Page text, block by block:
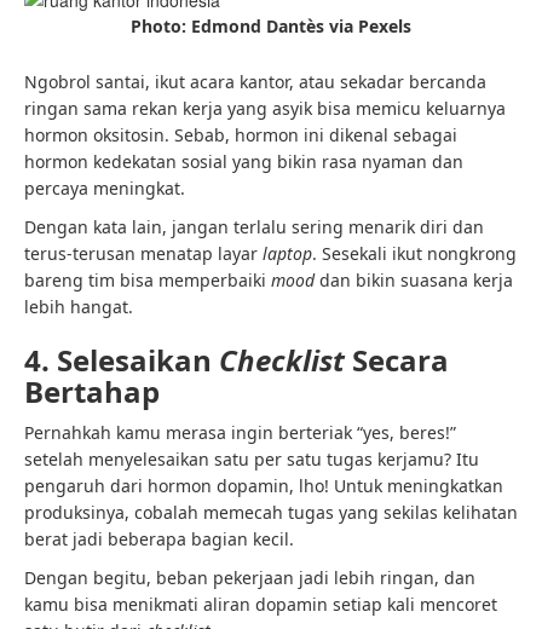
Photo: Edmond Dantès via Pexels
Ngobrol santai, ikut acara kantor, atau sekadar bercanda
ringan sama rekan kerja yang asyik bisa memicu keluarnya
hormon oksitosin. Sebab, hormon ini dikenal sebagai
hormon kedekatan sosial yang bikin rasa nyaman dan
percaya meningkat.
Dengan kata lain, jangan terlalu sering menarik diri dan
terus-terusan menatap layar laptop. Sesekali ikut nongkrong
bareng tim bisa memperbaiki mooddan bikin suasana kerja
lebih hangat.
4. Selesaikan ChecklistSecara
Bertahap
Pernahkah kamu merasa ingin berteriak “yes, beres!”
setelah menyelesaikan satu per satu tugas kerjamu? Itu
pengaruh dari hormon dopamin, lho! Untuk meningkatkan
produksinya, cobalah memecah tugas yang sekilas kelihatan
berat jadi beberapa bagian kecil.
Dengan begitu, beban pekerjaan jadi lebih ringan, dan
kamu bisa menikmati aliran dopamin setiap kali mencoret